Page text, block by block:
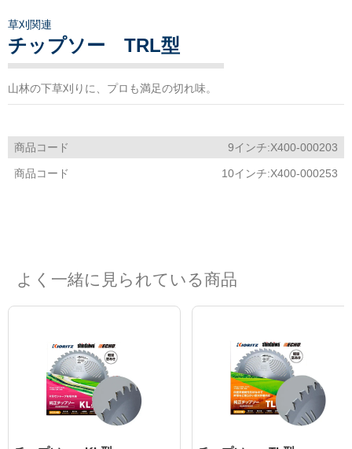
草刈関連
チップソー TRL型
山林の下草刈りに、プロも満足の切れ味。
商品コード 9インチ:X400-000203
商品コード 10インチ:X400-000253
よく一緒に見られている商品